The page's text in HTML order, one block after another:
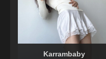
Karrambaby